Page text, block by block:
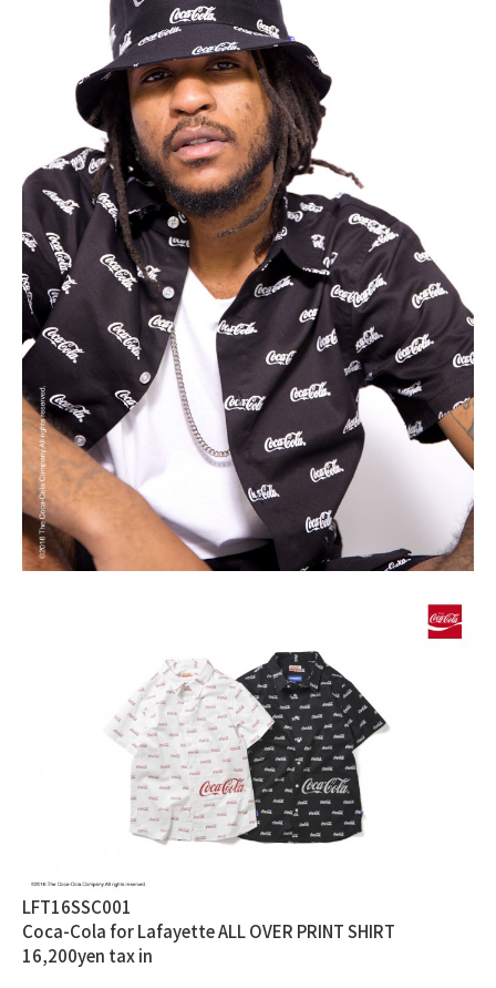
LFT16SSC001
Coca-Cola for Lafayette ALL OVER PRINT SHIRT
16,200yen tax in